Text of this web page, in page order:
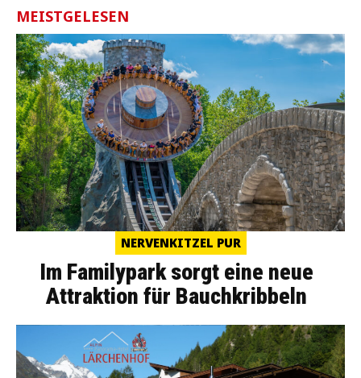
MEISTGELESEN
NERVENKITZEL PUR
Im Familypark sorgt eine neue
Attraktion für Bauchkribbeln